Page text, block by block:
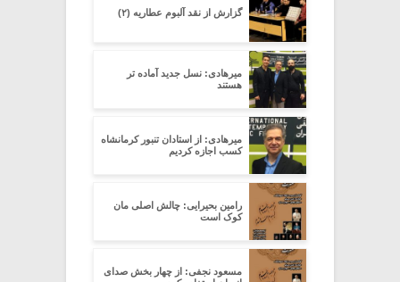
گزارش از نقد آلبوم عطاریه (۲)
میرهادی: نسل جدید آماده تر
هستند
میرهادی: از استادان تنبور کرمانشاه
کسب اجازه کردیم
رامین بحیرایی: چالش اصلی مان
کوک است
مسعود نجفی: از چهار بخش صدای